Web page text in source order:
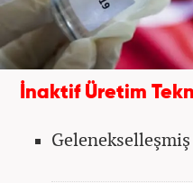
İnaktif Üretim